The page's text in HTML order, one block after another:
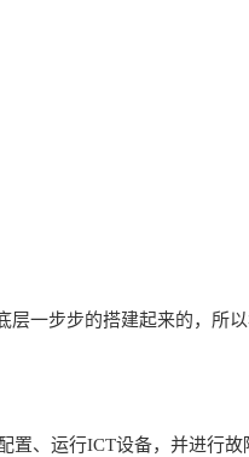
一步步的搭建起来的，所
、运行ICT设备，并进行故